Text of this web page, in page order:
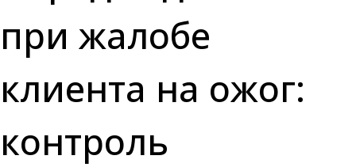
при жалобе
клиента на ожог:
контроль